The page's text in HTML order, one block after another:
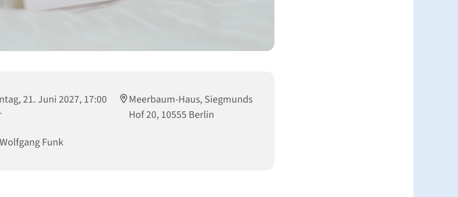
21. Juni 2027, 17:00
Meerbaum-Haus, Siegmunds
Hof 20, 10555 Berlin
Funk